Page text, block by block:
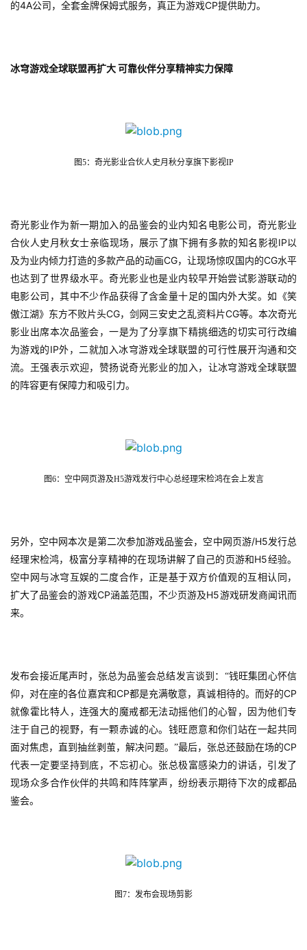
戏
届
金
茶
奖
7
月
3
接
会
上
中
文
(
中
国
)
的4A公司，全套金牌保姆式服务，真正为游戏CP提供助力。
冰穹游戏全球联盟再扩大 可靠伙伴分享精神实力保障
图5：奇光影业合伙人史月秋分享旗下影视IP
奇光影业作为新一期加入的品鉴会的业内知名电影公司，奇光影业
合伙人史月秋女士亲临现场，展示了旗下拥有多款的知名影视IP以
及为业内倾力打造的多款产品的动画CG，让现场惊叹国内的CG水平
也达到了世界级水平。奇光影业也是业内较早开始尝试影游联动的
电影公司，其中不少作品获得了含金量十足的国内外大奖。如《笑
傲江湖》东方不败片头CG，剑网三安史之乱资料片CG等。本次奇光
影业出席本次品鉴会，一是为了分享旗下精挑细选的切实可行改编
为游戏的 IP外，二就加入冰穹游戏全球联盟的可行性展开沟通和交
流。王强表示欢迎，赞扬说奇光影业的加入，让冰穹游戏全球联盟
的阵容更有保障力和吸引力。
图6：空中网页游及H5游戏发行中心总经理宋检鸿在会上发言
另外，空中网本次是第二次参加游戏品鉴会，空中网页游/H5发行总
经理宋检鸿，极富分享精神的在现场讲解了自己的页游和 H5经验。
空中网与冰穹互娱的二度合作，正是基于双方价值观的互相认同，
扩大了品鉴会的游戏CP涵盖范围，不少页游及H5游戏研发商闻讯而
来。
发布会接近尾声时，张总为品鉴会总结发言谈到：“钱旺集团心怀信
仰，对在座的各位嘉宾和CP都是充满敬意，真诚相待的。而好的CP
就像霍比特人，连强大的魔戒都无法动摇他们的心智，因为他们专
注于自己的视野，有一颗赤诚的心。钱旺愿意和你们站在一起共同
面对焦虑，直到抽丝剥茧，解决问题。”最后，张总还鼓励在场的CP
代表一定要坚持到底，不忘初心。张总极富感染力的讲话，引发了
现场众多合作伙伴的共鸣和阵阵掌声，纷纷表示期待下次的成都品
鉴会。
图7：发布会现场剪影